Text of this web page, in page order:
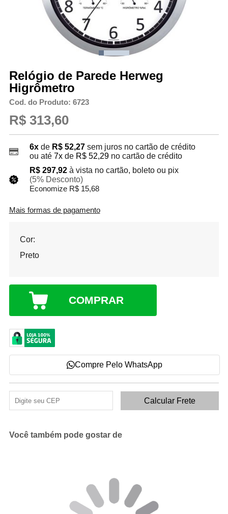
Relógio de Parede Herweg
Higrômetro
Cod. do Produto: 6723
R$ 313,60
6xde R$ 52,27 sem juros no cartão de crédito
ou até 7xde R$ 52,29no cartão de crédito
R$ 297,92 à vista no cartão, boleto ou pix
(5% Desconto)
Economize R$ 15,68
Mais formas de pagamento
Cor:
Preto
COMPRAR
Compre Pelo WhatsApp
Você também pode gostar de